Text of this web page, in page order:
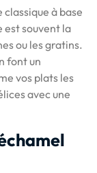
classique à base
est souvent la
ou les gratins.
font un
vos plats les
avec une